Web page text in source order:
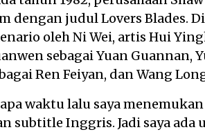
dengan judul Lovers Blades.
oleh Ni Wei, artis Hui
sebagai Yuan Guannan,
Ren Feiyan, dan Wang
waktu lalu saya
subtitle Inggris. Jadi saya